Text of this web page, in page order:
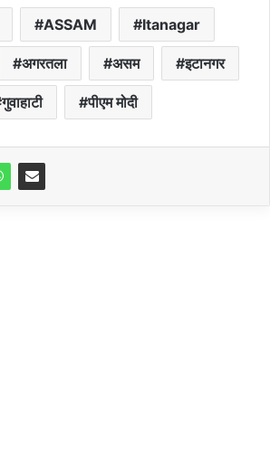
ASSAM Itanagar
अगरतला असम इटानगर
गुवाहाटी पीएम मोदी